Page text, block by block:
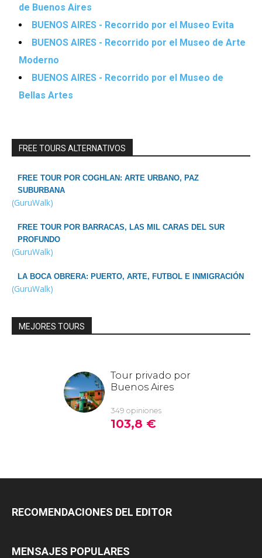
de Buenos Aires
BUENOS AIRES - Recorrido por el Museo Evita
BUENOS AIRES - Recorrido por el Museo de Arte
Moderno
BUENOS AIRES - Recorrido por el Museo de
Bellas Artes
FREE TOURS ALTERNATIVOS
FREE TOUR POR COGHLAN: ARTE URBANO, PAZ
SUBURBANA
(GuruWalk)
FREE TOUR POR BARRACAS, LAS MIL CARAS DEL SUR
PROFUNDO
(GuruWalk)
LA BOCA OBRERA: PUERTO, ARTE, FUTBOL E INMIGRACIÓN
(GuruWalk)
MEJORES TOURS
RECOMENDACIONES DEL EDITOR
MENSAJES POPULARES